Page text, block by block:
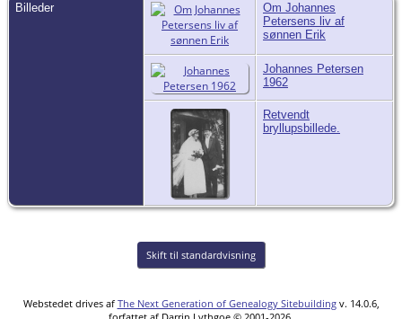
Billeder
Om Johannes
Petersens liv af
sønnen Erik
Johannes Petersen
1962
Retvendt
bryllupsbillede.
Skift til standardvisning
Webstedet drives af The Next Generation of Genealogy Sitebuildingv. 14.0.6,